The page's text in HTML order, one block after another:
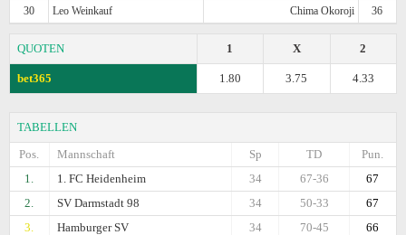
30
Leo Weinkauf Chima Okoroji 36
QUOTEN 2
X
1
bet365 4.33
3.75
1.80
TABELLEN
Pos.
Mannschaft Pun.
TD
Sp
1.
1. FC Heidenheim 67
67-36
34
2.
SV Darmstadt 98 67
50-33
34
3.
Hamburger SV 66
70-45
34